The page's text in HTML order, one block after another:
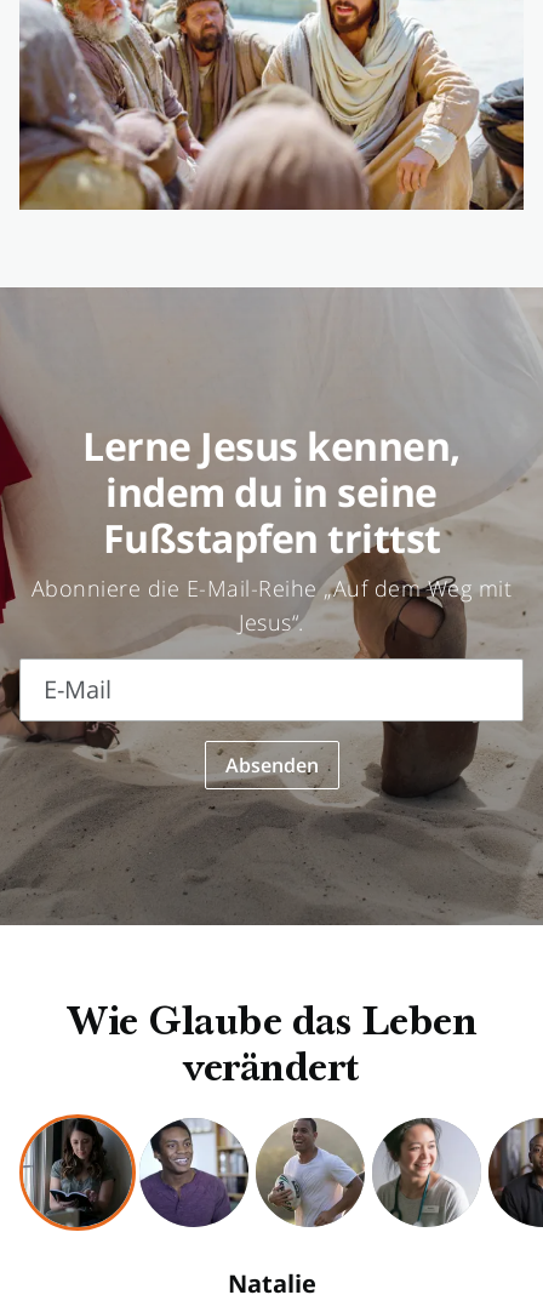
Lerne Jesus kennen,
indem du in seine
Fußstapfen trittst
Abonniere die E-Mail-Reihe „Auf dem Weg mit
Jesus“.
E-Mail
E-
Mail
Absenden
Wie Glaube das Leben
verändert
Natalie